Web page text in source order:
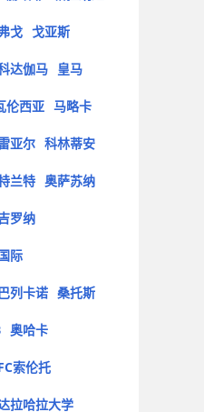
戈 戈亚斯
达伽马 皇马
伦西亚 马略卡
亚尔 科林蒂安
兰特 奥萨苏纳
罗纳
际
列卡诺 桑托斯
奥哈卡
索伦托
拉哈拉大学